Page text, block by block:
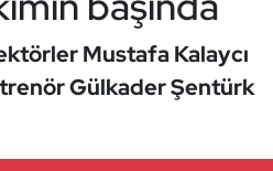
Mustafa Kalaycı
Gülkader Şentürk